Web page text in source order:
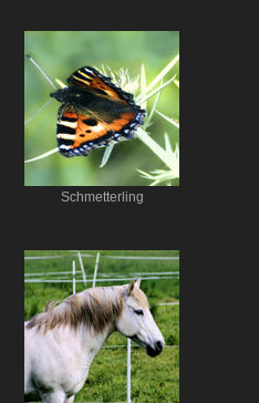
Schmetterling